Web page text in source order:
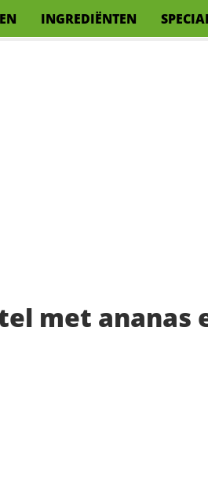
INGREDIËNTEN
met ananas